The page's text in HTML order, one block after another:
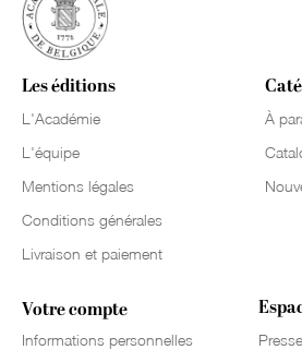
Les éditions
L'Académie
L'équipe
Mentions légales
Conditions générales
Livraison et paiement
À
Votre compte
Informations personnelles
Presse